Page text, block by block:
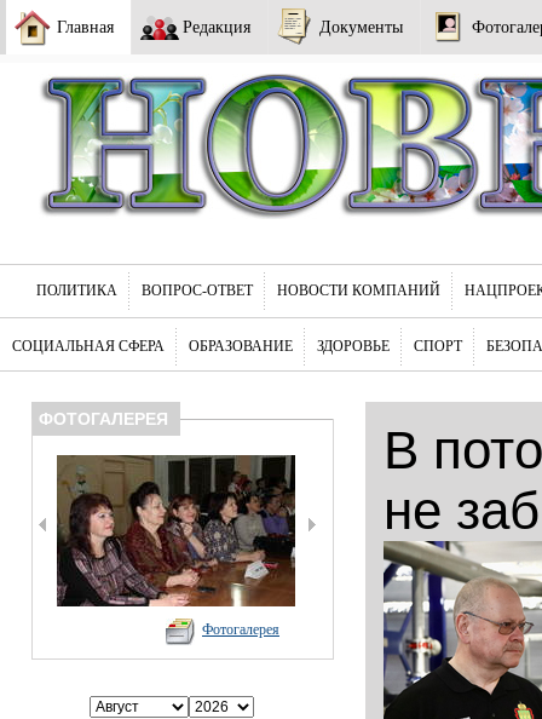
Главная Редакция Документы
ПОЛИТИКА ВОПРОС-ОТВЕТ НОВОСТИ КОМПАНИЙ
СОЦИАЛЬНАЯ СФЕРА ОБРАЗОВАНИЕ ЗДОРОВЬЕ СПОРТ
ФОТОГАЛЕРЕЯ
Фотогалерея
В
не